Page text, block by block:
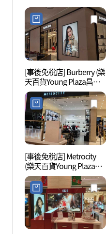
[事後免稅店] Burberry (樂
天百貨Young Plaza昌原
店)(버버리 롯데백화점영
플라자 창원점)
[事後免稅店] Metrocity
(樂天百貨Young Plaza昌
原店)(메트로시티 롯데백
화점영플라자 창원점)